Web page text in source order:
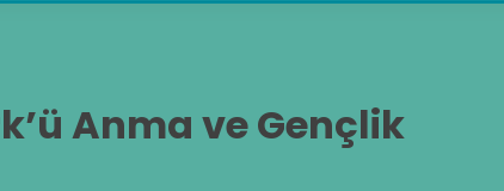
Anma ve Gençlik